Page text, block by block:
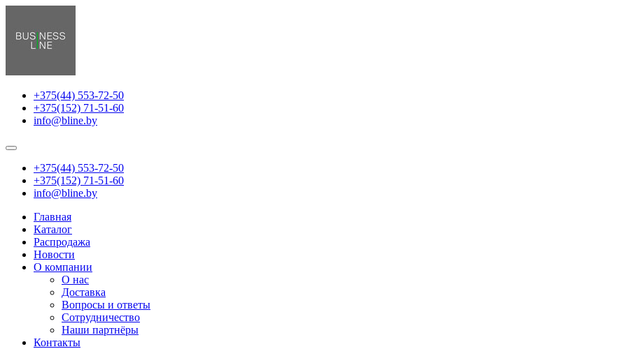
+375(44) 553-72-50
+375(152) 71-51-60
info@bline.by
+375(44) 553-72-50
+375(152) 71-51-60
info@bline.by
Главная
Каталог
Распродажа
Новости
О компании
О нас
Доставка
Вопросы и ответы
Сотрудничество
Наши партнёры
Контакты